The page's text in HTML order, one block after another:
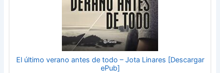
El último verano antes de todo – Jota Linares [Descargar
ePub]